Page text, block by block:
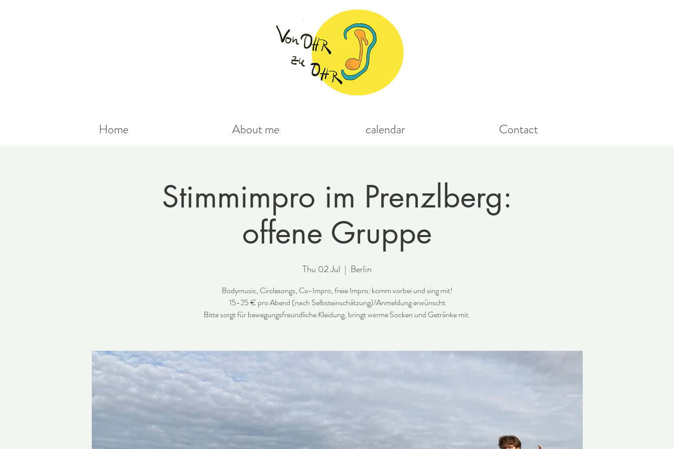
Home About me calendar Contact
Stimmimpro im Prenzlberg:
offene Gruppe
Thu 02 Jul
  |
Berlin
Bodymusic, Circlesongs, Co-Impro, freie Impro: komm vorbei und sing mit!
15-25 € pro Abend (nach Selbsteinschätzung)/Anmeldung erwünscht
Bitte sorgt für bewegungsfreundliche Kleidung, bringt warme Socken und Getränke mit.